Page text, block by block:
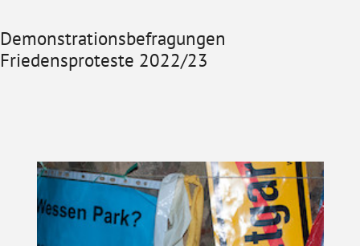
Demonstrationsbefragungen
Friedensproteste 2022/23